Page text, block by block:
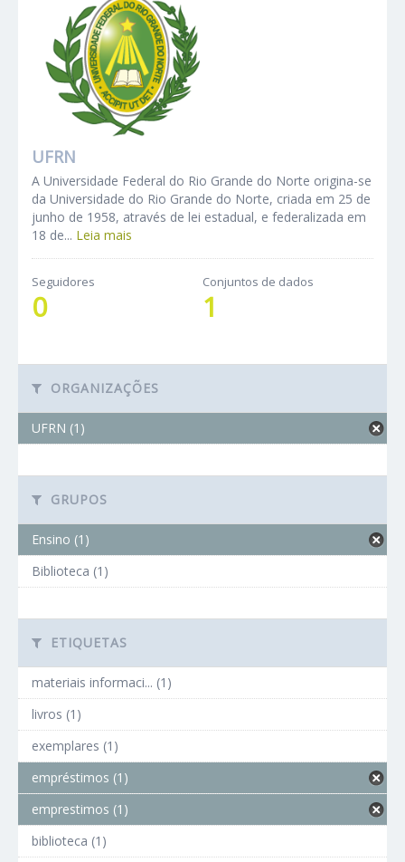
UFRN
A Universidade Federal do Rio Grande do Norte origina-se
da Universidade do Rio Grande do Norte, criada em 25 de
junho de 1958, através de lei estadual, e federalizada em
18 de... Leia mais
Seguidores
0
Conjuntos de dados
1
ORGANIZAÇÕES
UFRN (1)
GRUPOS
Ensino (1)
Biblioteca (1)
ETIQUETAS
materiais informaci... (1)
livros (1)
exemplares (1)
empréstimos (1)
emprestimos (1)
biblioteca (1)